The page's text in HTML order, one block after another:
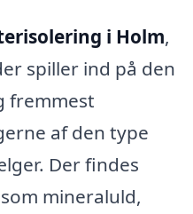
i Holm,
spiller ind på den
fremmest
af den type
Der findes
mineraluld,